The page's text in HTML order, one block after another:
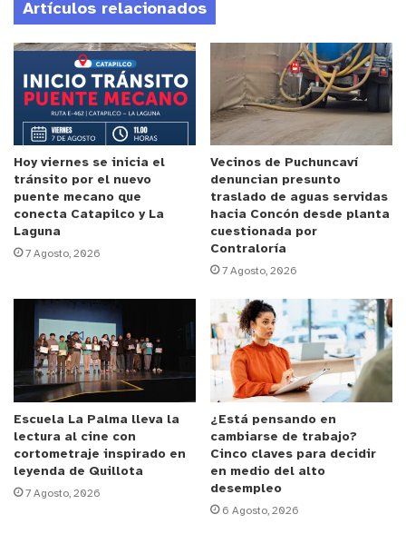
Artículos relacionados
Hoy viernes se inicia el
tránsito por el nuevo
puente mecano que
conecta Catapilco y La
Laguna
7 Agosto, 2026
Vecinos de Puchuncaví
denuncian presunto
traslado de aguas servidas
hacia Concón desde planta
cuestionada por
Contraloría
7 Agosto, 2026
Escuela La Palma lleva la
lectura al cine con
cortometraje inspirado en
leyenda de Quillota
7 Agosto, 2026
¿Está pensando en
cambiarse de trabajo?
Cinco claves para decidir
en medio del alto
desempleo
6 Agosto, 2026